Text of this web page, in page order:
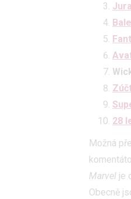
28
Možná
Marvel je
Obecně